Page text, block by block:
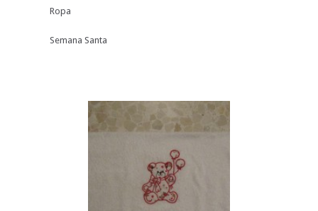
Ropa
Semana Santa